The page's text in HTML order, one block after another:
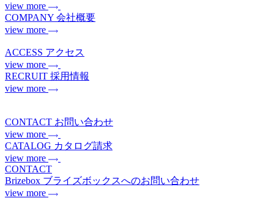
view more
COMPANY 会社概要
view more
ACCESS アクセス
view more
RECRUIT 採用情報
view more
CONTACT お問い合わせ
view more
CATALOG カタログ請求
view more
CONTACT
Brizebox ブライズボックスへのお問い合わせ
view more